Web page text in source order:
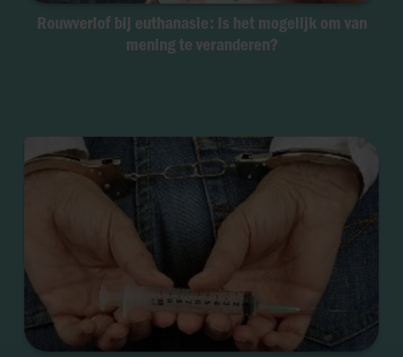
Rouwverlof bij euthanasie: is het mogelijk om van
mening te veranderen?